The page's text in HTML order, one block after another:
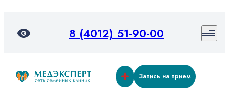
8 (4012) 51-90-00
Запись на прием